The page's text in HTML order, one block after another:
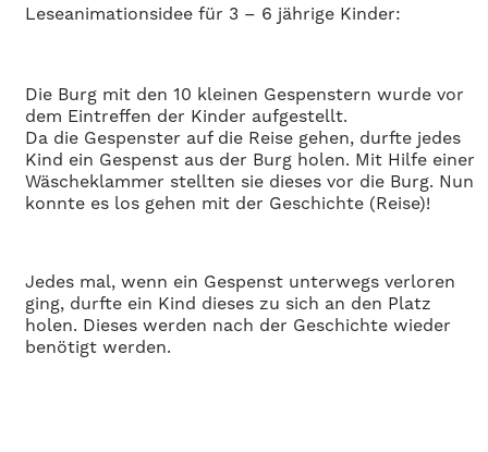
Leseanimationsidee für 3 – 6 jährige Kinder:
Die Burg mit den 10 kleinen Gespenstern wurde vor
dem Eintreffen der Kinder aufgestellt.
Da die Gespenster auf die Reise gehen, durfte jedes
Kind ein Gespenst aus der Burg holen. Mit Hilfe einer
Wäscheklammer stellten sie dieses vor die Burg. Nun
konnte es los gehen mit der Geschichte (Reise)!
Jedes mal, wenn ein Gespenst unterwegs verloren
ging, durfte ein Kind dieses zu sich an den Platz
holen. Dieses werden nach der Geschichte wieder
benötigt werden.